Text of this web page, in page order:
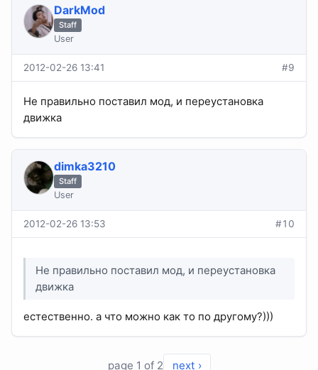
DarkMod
Staff
User
2012-02-26 13:41 #9
Не правильно поставил мод, и переустановка
движка
dimka3210
Staff
User
2012-02-26 13:53 #10
Не правильно поставил мод, и переустановка
движка
естественно. а что можно как то по другому?)))
page 1 of 2 next ›